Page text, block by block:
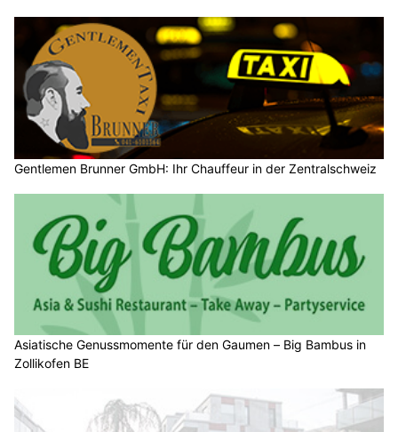
Gentlemen Brunner GmbH: Ihr Chauffeur in der Zentralschweiz
Asiatische Genussmomente für den Gaumen – Big Bambus in
Zollikofen BE